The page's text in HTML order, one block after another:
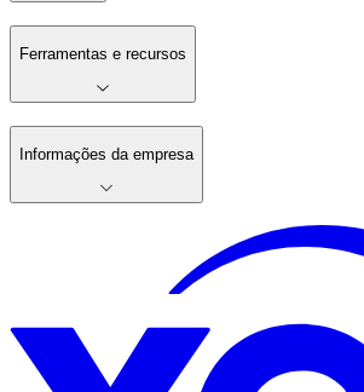
Ferramentas e recursos
Informações da empresa